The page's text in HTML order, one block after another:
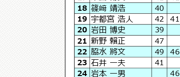
18 篠﨑 靖浩 40
19 宇都宮 浩人 42 41
20 岩田 博史 39
21
新野 賴正 47
22
脇水 將文 49 46
23 石井 一夫 41
24 岩本 一男 46